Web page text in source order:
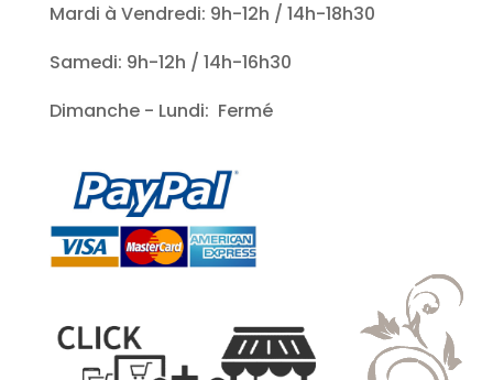
Mardi à Vendredi: 9h-12h / 14h-18h30
Samedi: 9h-12h / 14h-16h30
Dimanche - Lundi: Fermé